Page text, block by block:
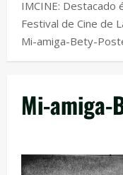
IMCINE: Destacado
Festival de Cine de
Mi-amiga-Bety-
Mi-amiga-